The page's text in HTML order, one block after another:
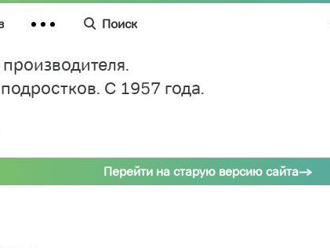
Поиск
C 1957 года.
Перейти на старую версию сайта